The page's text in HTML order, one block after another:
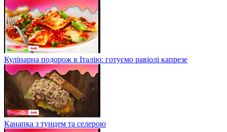
Кулінарна подорож в Італію: готуємо равіолі капрезе
Канапка з тунцем та селерою